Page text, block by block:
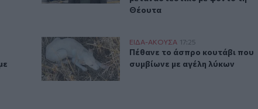
Θέουτα
πήγαν με λεωφορεία
οι μετανάστες πήγαν με λεωφορεία
Πέθανε το άσπρο κουτάβι που συμβίωνε με αγέλη
ΕΙΔΑ-ΑΚΟΥΣΑ 17:25
Πέθανε το άσπρο κουτάβι
Πέθανε το άσπρο κουτάβι που
συμβίωνε με αγέλη λύκων